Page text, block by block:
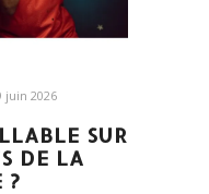
juin 2026
SUR
DE LA
?